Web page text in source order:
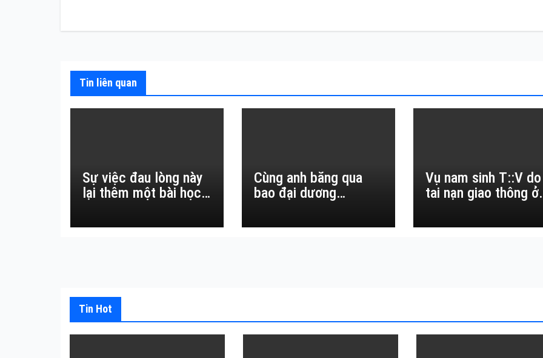
bài
Tin liên quan
Sự việc đau lòng này
lại thêm một bài học
thường.
Cùng anh băng qua
bao đại dương…
Vụ nam sinh T::V do
tai nạn giao thông ở
Tin Hot